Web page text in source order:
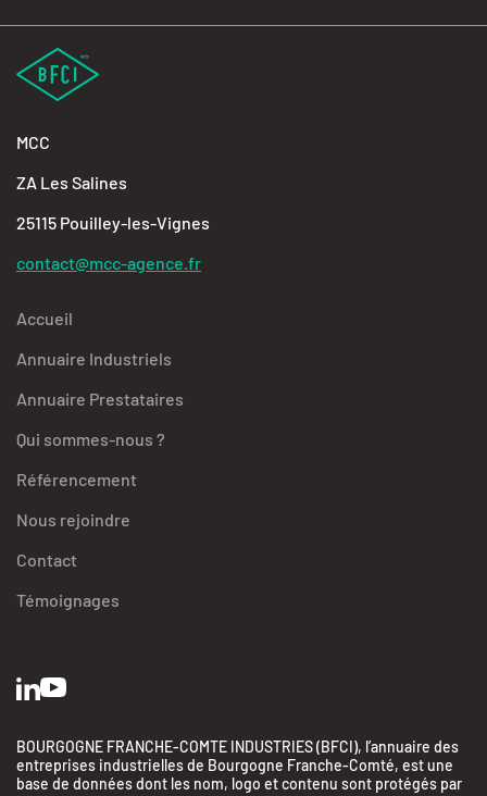
MCC
ZA Les Salines
25115 Pouilley-les-Vignes
contact@mcc-agence.fr
Accueil
Annuaire Industriels
Annuaire Prestataires
Qui sommes-nous ?
Référencement
Nous rejoindre
Contact
Témoignages
BOURGOGNE FRANCHE-COMTE INDUSTRIES (BFCI), l’annuaire des
entreprises industrielles de Bourgogne Franche-Comté, est une
base de données dont les nom, logo et contenu sont protégés par